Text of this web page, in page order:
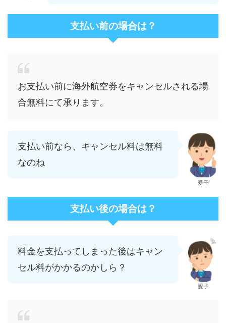
支払い前の場合は？
お支払い前に海外航空券をキャンセルされる場
合無料にて承ります。
支払い前なら、キャンセル料は無料
なのね
愛子
支払い後の場合は？
料金を支払ってしまった後はキャン
セル料がかかるのかしら？
愛子